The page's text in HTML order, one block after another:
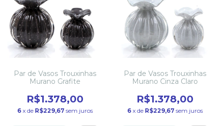
Par de Vasos Trouxinhas
Murano Grafite
R$1.378,00
6 x de R$229,67 sem juros
Par de Vasos Trouxinhas
Murano Cinza Claro
R$1.378,00
6 x de R$229,67 sem juros